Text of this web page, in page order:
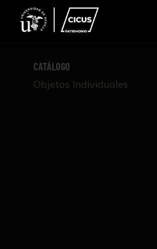
CATÁLOGO
Objetos Individuales